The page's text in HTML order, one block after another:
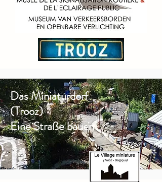
Das Miniaturdorf
(Trooz)
Eine Straße bauen